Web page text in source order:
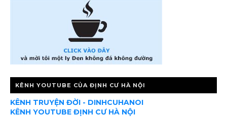
KÊNH YOUTUBE CỦA ĐỊNH CƯ HÀ NỘI
KÊNH TRUYỆN ĐỜI - DINHCUHANOI
KÊNH YOUTUBE ĐỊNH CƯ HÀ NỘI